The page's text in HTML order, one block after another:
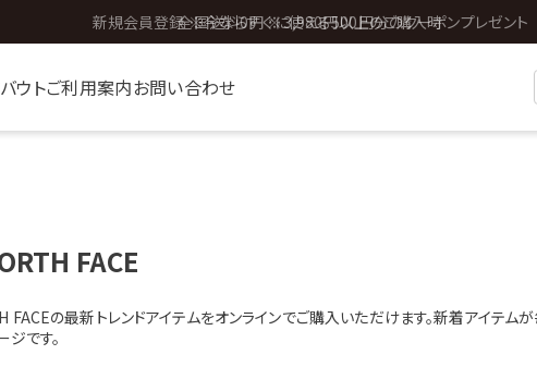
全国送料0円 ※3,980円以上のご購入時
ウトご利用案内お問い合わせ
FACE
の最新トレンドアイテムをオンラインでご購入いただけます。新着アイテムが
です。